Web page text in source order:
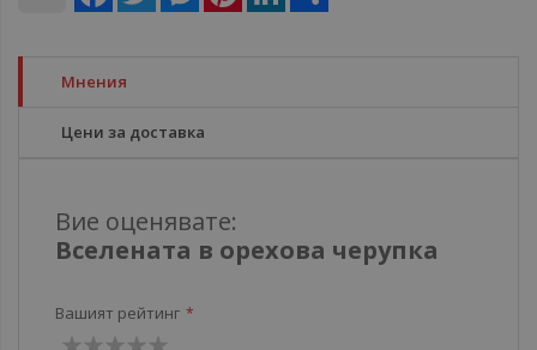
Мнения
Цени за доставка
Вие оценявате:
Вселената в орехова черупка
Вашият рейтинг